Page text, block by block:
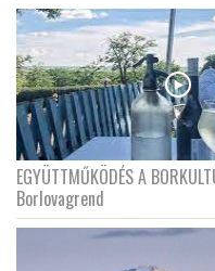
EGYÜTTMŰKÖDÉS A
Borlovagrend